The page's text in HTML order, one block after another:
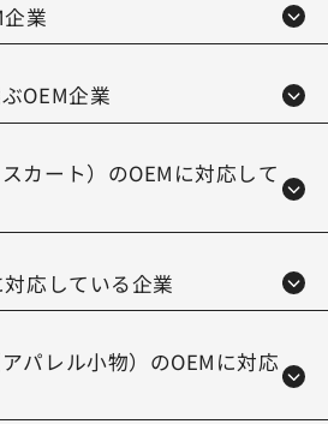
業
OEM企業
カート）のOEMに対応して
応している企業
パレル小物）のOEMに対応